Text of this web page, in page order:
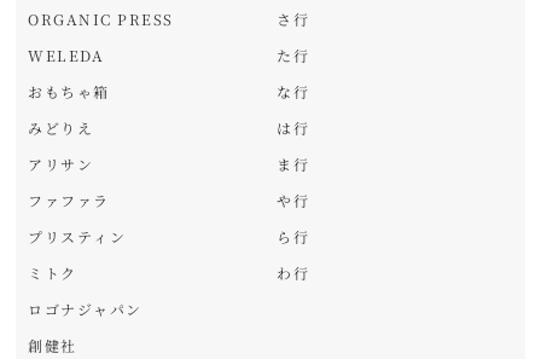
ORGANIC PRESS
WELEDA
おもちゃ箱
みどりえ
アリサン
ファファラ
プリスティン
ミトク
ロゴナジャパン
創健社
さ行
た行
な行
は行
ま行
や行
ら行
わ行